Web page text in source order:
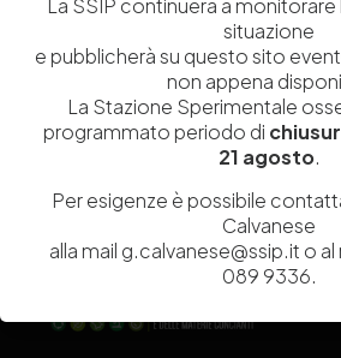
prossima volta che commento.
situazione
e pubblicherà su questo sito
non appena
La Stazione Sperimentale
programmato periodo di
21 agosto.
Per esigenze è possibile
Calvanese
alla mail g.calvanese@ssip.it o
089 9336.